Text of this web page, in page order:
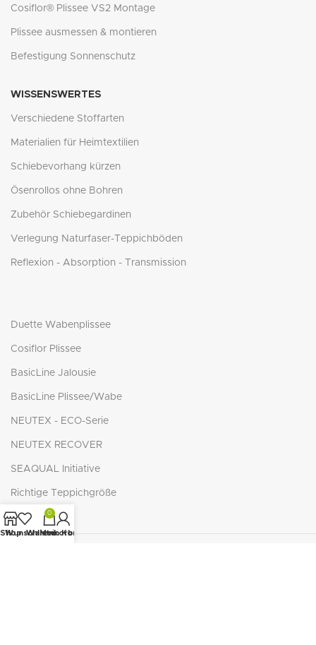
Cosiflor® Plissee VS2 Montage
Plissee ausmessen & montieren
Befestigung Sonnenschutz
WISSENSWERTES
Verschiedene Stoffarten
Materialien für Heimtextilien
Schiebevorhang kürzen
Ösenrollos ohne Bohren
Zubehör Schiebegardinen
Verlegung Naturfaser-Teppichböden
Reflexion - Absorption - Transmission
Duette Wabenplissee
Cosiflor Plissee
BasicLine Jalousie
BasicLine Plissee/Wabe
NEUTEX - ECO-Serie
NEUTEX RECOVER
SEAQUAL Initiative
Richtige Teppichgröße
Shop
Wunschliste
0
Warenkorb
Mein Konto